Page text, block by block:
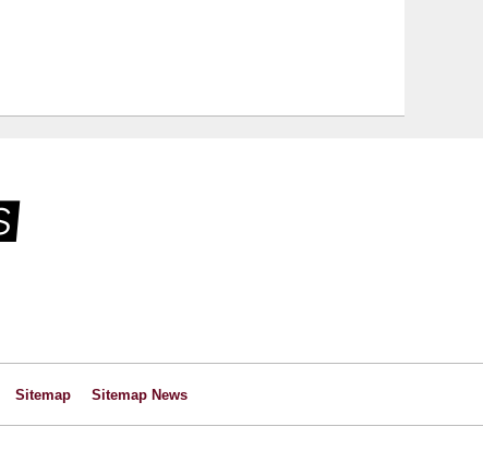
Sitemap Sitemap News